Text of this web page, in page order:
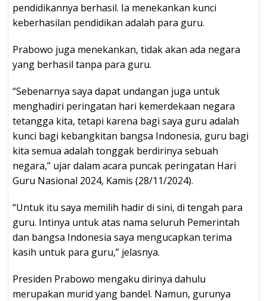
pendidikannya berhasil. Ia menekankan kunci
keberhasilan pendidikan adalah para guru.
Prabowo juga menekankan, tidak akan ada negara
yang berhasil tanpa para guru.
“Sebenarnya saya dapat undangan juga untuk
menghadiri peringatan hari kemerdekaan negara
tetangga kita, tetapi karena bagi saya guru adalah
kunci bagi kebangkitan bangsa Indonesia, guru bagi
kita semua adalah tonggak berdirinya sebuah
negara,” ujar dalam acara puncak peringatan Hari
Guru Nasional 2024, Kamis (28/11/2024).
“Untuk itu saya memilih hadir di sini, di tengah para
guru. Intinya untuk atas nama seluruh Pemerintah
dan bangsa Indonesia saya mengucapkan terima
kasih untuk para guru,” jelasnya.
Presiden Prabowo mengaku dirinya dahulu
merupakan murid yang bandel. Namun, gurunya